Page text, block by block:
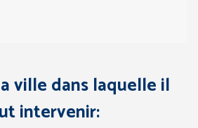
ville dans laquelle il
intervenir: